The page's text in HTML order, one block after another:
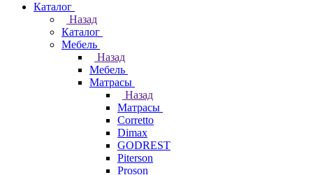
Каталог
Назад
Каталог
Мебель
Назад
Мебель
Матрасы
Назад
Матрасы
Corretto
Dimax
GODREST
Piterson
Proson